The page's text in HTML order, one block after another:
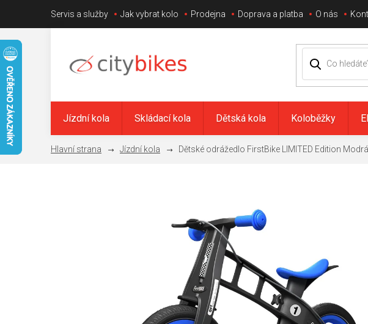
obsah
Servis a služby Jak vybrat kolo Prodejna Doprava a platba O nás
Jízdní kola Skládací kola Dětská kola Koloběžky
Jízdní kola Dětské odrážedlo FirstBike LIMITED Edition Modrá